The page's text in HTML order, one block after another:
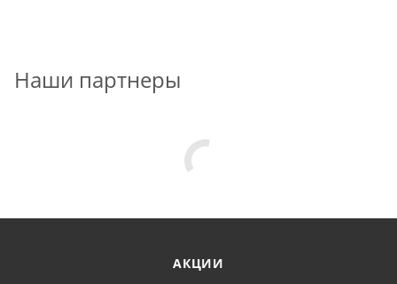
Наши партнеры
АКЦИИ